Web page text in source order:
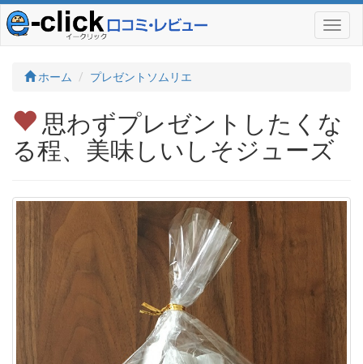
ホーム プレゼントソムリエ
思わずプレゼントしたくな
る程、美味しいしそジューズ